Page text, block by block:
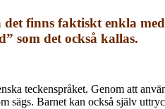
finns faktiskt enkla
som det också kallas.
teckenspråket. Genom att
sägs. Barnet kan också själv